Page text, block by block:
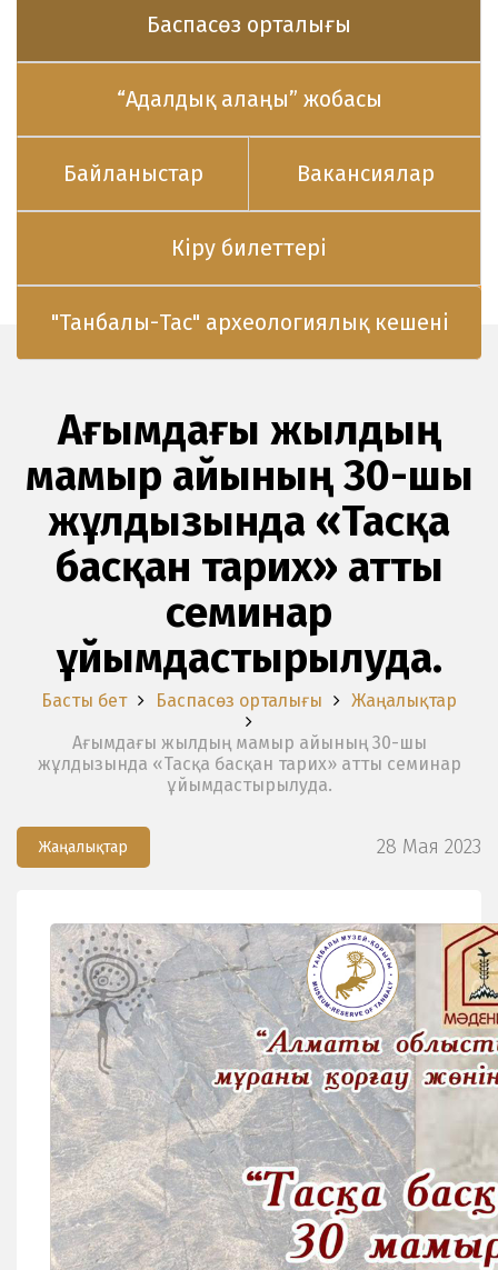
Баспасөз орталығы
“Адалдық алаңы” жобасы
Байланыстар Вакансиялар
Кіру билеттері
"Танбалы-Тас" археологиялық кешені
Ағымдағы жылдың
мамыр айының 30-шы
жұлдызында «Тасқа
басқан тарих» атты
семинар
ұйымдастырылуда.
Басты бет Баспасөз орталығы
Жаңалықтар
Ағымдағы жылдың мамыр айының 30-шы
жұлдызында «Тасқа басқан тарих» атты семинар
ұйымдастырылуда.
Жаңалықтар 28 Мая 2023